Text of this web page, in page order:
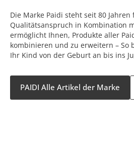
Die Marke Paidi steht seit 80
Qualitätsanspruch in Kombination
ermöglicht Ihnen, Produkte aller
kombinieren und zu erweitern – So
Ihr Kind von der Geburt an bis ins
PAIDI Alle Artikel der Marke